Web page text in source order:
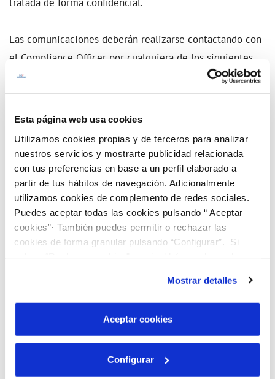
Esta página web usa cookies
Utilizamos cookies propias y de terceros para analizar
nuestros servicios y mostrarte publicidad relacionada
con tus preferencias en base a un perfil elaborado a
partir de tus hábitos de navegación. Adicionalmente
utilizamos cookies de complemento de redes sociales.
Puedes aceptar todas las cookies pulsando “ Aceptar
cookies”· También puedes permitir o rechazar las
cookies de forma granular pulsando “Configurar”. Si
son indispensables para que el sitio web funcione y que
por tanto no se pueden desactivar. Puedes consultar
más información en nuestraPolítica de Cookies
Mostrar detalles
Aceptar cookies
Configurar
Las comunicaciones deberán realizarse contactando con
el Compliance Officer por cualquiera de los siguientes
medios:
A través del canal digital mediante este enlace:
Canal Ético
A través del enlace también se puede solicitar entrevista
personal o telefónica.
Por correo postal (indicar en el asunto:
CONFIDENCIAL): Carrer Sils, 5 - 17430 Santa